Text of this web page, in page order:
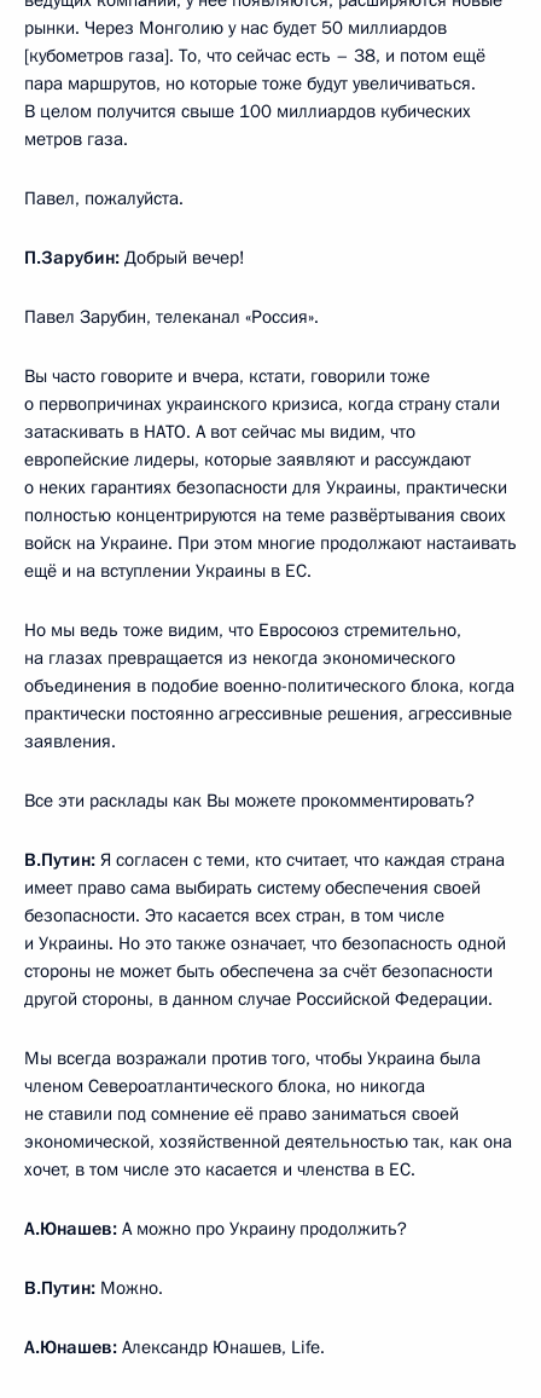
рынки. Через Монголию у нас будет 50 миллиардов
[кубометров газа]. То, что сейчас есть – 38, и потом ещё
пара маршрутов, но которые тоже будут увеличиваться.
В целом получится свыше 100 миллиардов кубических
метров газа.
Павел, пожалуйста.
П.Зарубин: Добрый вечер!
Павел Зарубин, телеканал «Россия».
Вы часто говорите и вчера, кстати, говорили тоже
о первопричинах украинского кризиса, когда страну стали
затаскивать в НАТО. А вот сейчас мы видим, что
европейские лидеры, которые заявляют и рассуждают
о неких гарантиях безопасности для Украины, практически
полностью концентрируются на теме развёртывания своих
войск на Украине. При этом многие продолжают настаивать
ещё и на вступлении Украины в ЕС.
Но мы ведь тоже видим, что Евросоюз стремительно,
на глазах превращается из некогда экономического
объединения в подобие военно-политического блока, когда
практически постоянно агрессивные решения, агрессивные
заявления.
Все эти расклады как Вы можете прокомментировать?
В.Путин: Я согласен с теми, кто считает, что каждая страна
имеет право сама выбирать систему обеспечения своей
безопасности. Это касается всех стран, в том числе
и Украины. Но это также означает, что безопасность одной
стороны не может быть обеспечена за счёт безопасности
другой стороны, в данном случае Российской Федерации.
Мы всегда возражали против того, чтобы Украина была
членом Североатлантического блока, но никогда
не ставили под сомнение её право заниматься своей
экономической, хозяйственной деятельностью так, как она
хочет, в том числе это касается и членства в ЕС.
А.Юнашев: А можно про Украину продолжить?
В.Путин: Можно.
А.Юнашев: Александр Юнашев, Life.